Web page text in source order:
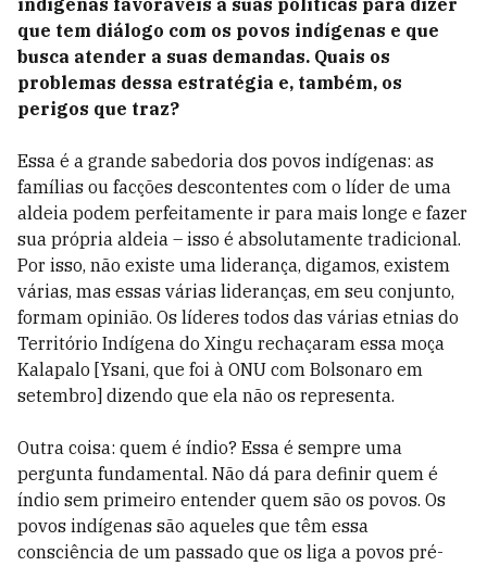
indígenas favoráveis a suas políticas para dizer
que tem diálogo com os povos indígenas e que
busca atender a suas demandas. Quais os
problemas dessa estratégia e, também, os
perigos que traz?
Essa é a grande sabedoria dos povos indígenas: as
famílias ou facções descontentes com o líder de uma
aldeia podem perfeitamente ir para mais longe e fazer
sua própria aldeia – isso é absolutamente tradicional.
Por isso, não existe uma liderança, digamos, existem
várias, mas essas várias lideranças, em seu conjunto,
formam opinião. Os líderes todos das várias etnias do
Território Indígena do Xingu rechaçaram essa moça
Kalapalo [Ysani, que foi à ONU com Bolsonaro em
setembro] dizendo que ela não os representa.
Outra coisa: quem é índio? Essa é sempre uma
pergunta fundamental. Não dá para definir quem é
índio sem primeiro entender quem são os povos. Os
povos indígenas são aqueles que têm essa
consciência de um passado que os liga a povos pré-